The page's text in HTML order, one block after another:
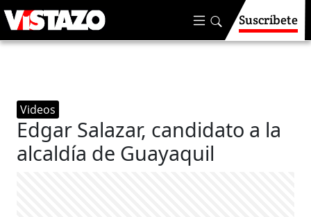
Suscríbete
Videos
Edgar Salazar, candidato a la
alcaldía de Guayaquil